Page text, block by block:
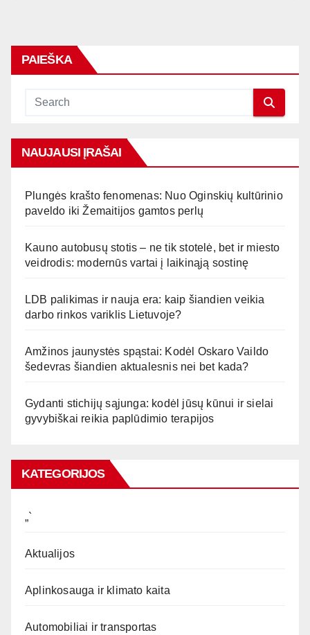
PAIEŠKA
NAUJAUSI ĮRAŠAI
Plungės krašto fenomenas: Nuo Oginskių kultūrinio
paveldo iki Žemaitijos gamtos perlų
Kauno autobusų stotis – ne tik stotelė, bet ir miesto
veidrodis: modernūs vartai į laikinąją sostinę
LDB palikimas ir nauja era: kaip šiandien veikia
darbo rinkos variklis Lietuvoje?
Amžinos jaunystės spąstai: Kodėl Oskaro Vaildo
šedevras šiandien aktualesnis nei bet kada?
Gydanti stichijų sąjunga: kodėl jūsų kūnui ir sielai
gyvybiškai reikia paplūdimio terapijos
KATEGORIJOS
„`
Aktualijos
Aplinkosauga ir klimato kaita
Automobiliai ir transportas